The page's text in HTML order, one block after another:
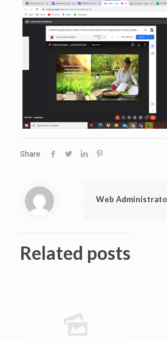
Share
Web
Related posts